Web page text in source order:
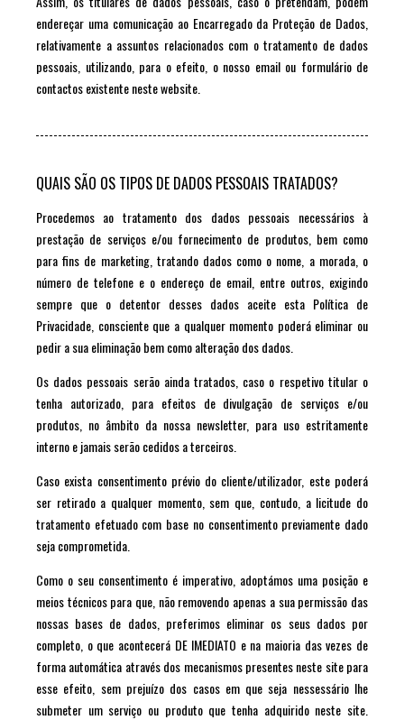
endereçar uma comunicação ao Encarregado da Proteção de Dados,
relativamente a assuntos relacionados com o tratamento de dados
pessoais, utilizando, para o efeito, o nosso email ou formulário de
contactos existente neste website.
QUAIS SÃO OS TIPOS DE DADOS PESSOAIS TRATADOS?
Procedemos ao tratamento dos dados pessoais necessários à
prestação de serviços e/ou fornecimento de produtos, bem como
para fins de marketing, tratando dados como o nome, a morada, o
número de telefone e o endereço de email, entre outros, exigindo
sempre que o detentor desses dados aceite esta Política de
Privacidade, consciente que a qualquer momento poderá eliminar ou
pedir a sua eliminação bem como alteração dos dados.
Os dados pessoais serão ainda tratados, caso o respetivo titular o
tenha autorizado, para efeitos de divulgação de serviços e/ou
produtos, no âmbito da nossa newsletter, para uso estritamente
interno e jamais serão cedidos a terceiros.
Caso exista consentimento prévio do cliente/utilizador, este poderá
ser retirado a qualquer momento, sem que, contudo, a licitude do
tratamento efetuado com base no consentimento previamente dado
seja comprometida.
Como o seu consentimento é imperativo, adoptámos uma posição e
meios técnicos para que, não removendo apenas a sua permissão das
nossas bases de dados, preferimos eliminar os seus dados por
completo, o que acontecerá DE IMEDIATO e na maioria das vezes de
forma automática através dos mecanismos presentes neste site para
esse efeito, sem prejuízo dos casos em que seja nessessário lhe
submeter um serviço ou produto que tenha adquirido neste site.